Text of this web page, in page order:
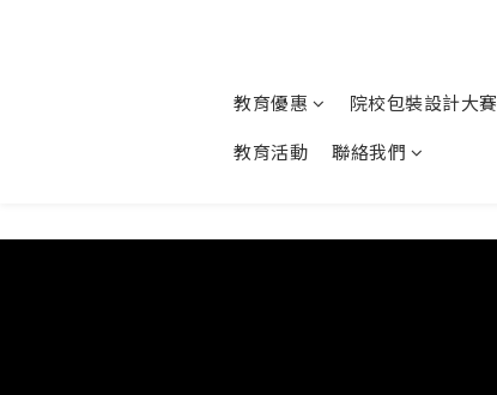
教育優惠 院校包裝設計大賽
教育活動
聯絡我們